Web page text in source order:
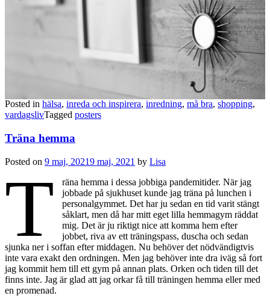
Posted in hälsa, inreda och inspirera, inredning, må bra, shopping,
vardagslivTagged posters
Träna hemma
Posted on 9 maj, 20219 maj, 2021 by Lisa
T
räna hemma i dessa jobbiga pandemitider. När jag
jobbade på sjukhuset kunde jag träna på lunchen i
personalgymmet. Det har ju sedan en tid varit stängt
såklart, men då har mitt eget lilla hemmagym räddat
mig. Det är ju riktigt nice att komma hem efter
jobbet, riva av ett träningspass, duscha och sedan
sjunka ner i soffan efter middagen. Nu behöver det nödvändigtvis
inte vara exakt den ordningen. Men jag behöver inte dra iväg så fort
jag kommit hem till ett gym på annan plats. Orken och tiden till det
finns inte. Jag är glad att jag orkar få till träningen hemma eller med
en promenad.